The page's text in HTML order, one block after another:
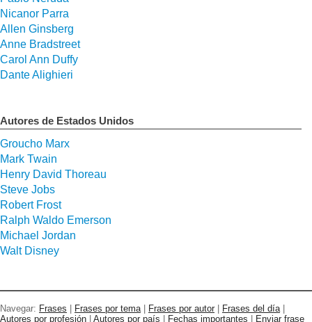
Nicanor Parra
Allen Ginsberg
Anne Bradstreet
Carol Ann Duffy
Dante Alighieri
Autores de Estados Unidos
Groucho Marx
Mark Twain
Henry David Thoreau
Steve Jobs
Robert Frost
Ralph Waldo Emerson
Michael Jordan
Walt Disney
Navegar: Frases Frases por tema| Frases por autor Frases del día|
Autores por profesión
Autores por país Fechas importantes Enviar frase